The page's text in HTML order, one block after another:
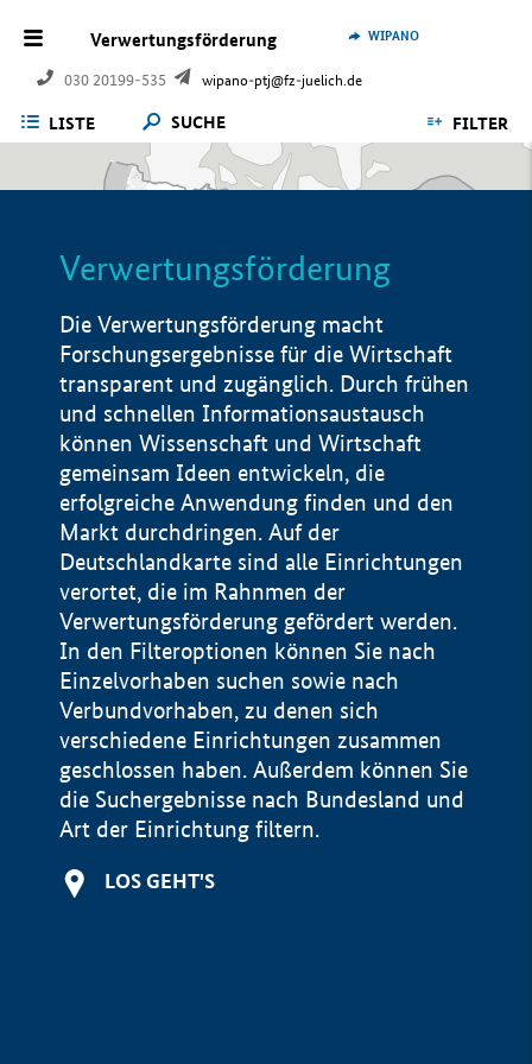
Verwertungsförderung
030 20199-535 wipano-ptj@fz-juelich.de
WIPANO
LISTE SUCHE FILTER
Verwertungsförderung
Die Verwertungsförderung macht
Forschungsergebnisse für die Wirtschaft
transparent und zugänglich. Durch frühen
und schnellen Informationsaustausch
können Wissenschaft und Wirtschaft
gemeinsam Ideen entwickeln, die
erfolgreiche Anwendung finden und den
Markt durchdringen. Auf der
Deutschlandkarte sind alle Einrichtungen
verortet, die im Rahnmen der
Verwertungsförderung gefördert werden.
In den Filteroptionen können Sie nach
Einzelvorhaben suchen sowie nach
Verbundvorhaben, zu denen sich
verschiedene Einrichtungen zusammen
geschlossen haben. Außerdem können Sie
die Suchergebnisse nach Bundesland und
Art der Einrichtung filtern.
LOS GEHT'S